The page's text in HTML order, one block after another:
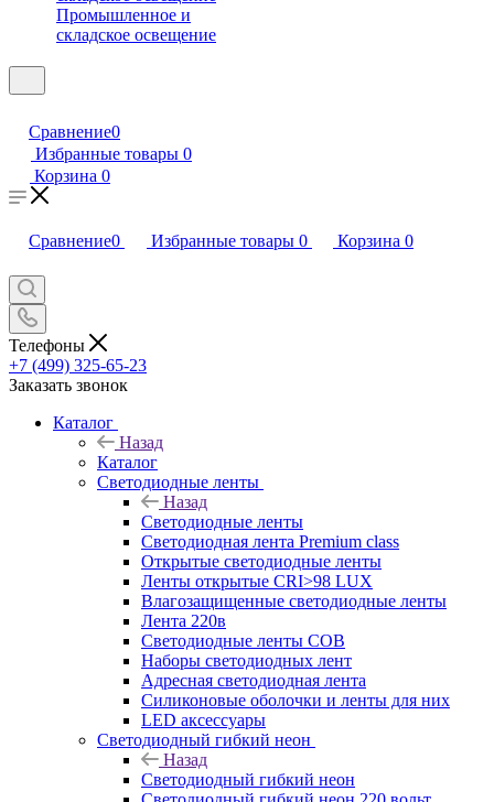
Промышленное и
складское освещение
Сравнение0
Избранные товары 0
Корзина 0
Сравнение0 Избранные товары 0 Корзина 0
Телефоны
+7 (499) 325-65-23
Заказать звонок
Каталог
Назад
Каталог
Светодиодные ленты
Назад
Светодиодные ленты
Светодиодная лента Premium class
Открытые светодиодные ленты
Ленты открытые CRI>98 LUX
Влагозащищенные светодиодные ленты
Лента 220в
Светодиодные ленты COB
Наборы светодиодных лент
Адресная светодиодная лента
Силиконовые оболочки и ленты для них
LED аксессуары
Светодиодный гибкий неон
Назад
Светодиодный гибкий неон